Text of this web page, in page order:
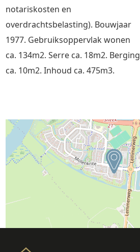
notariskosten en
overdrachtsbelasting). Bouwjaar
1977. Gebruiksoppervlak wonen
ca. 134m2. Serre ca. 18m2. Berging
ca. 10m2. Inhoud ca. 475m3.